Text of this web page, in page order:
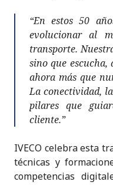
“En estos 50
evolucionar al
transporte.
sino que
ahora más que
La conectividad,
pilares que
cliente.”
IVECO celebra esta
técnicas y
competencias